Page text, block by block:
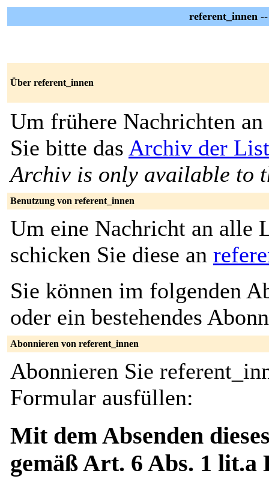
referent_innen
Über referent_innen
Um frühere Nachrichten an
Sie bitte das Archiv der
Archiv is only available to
Benutzung von referent_innen
Um eine Nachricht an alle
schicken Sie diese an
Sie können im folgenden
oder ein bestehendes
Abonnieren von referent_innen
Abonnieren Sie
Formular ausfüllen:
Mit dem Absenden
gemäß Art. 6 Abs. 1 lit.a